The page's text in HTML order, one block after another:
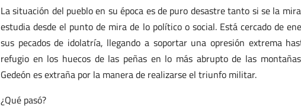
La situación del pueblo en su época es de puro desastre tanto si se la
estudia desde el punto de mira de lo político o social. Está cercado de
sus pecados de idolatría, llegando a soportar una opresión extrema
refugio en los huecos de las peñas en lo más abrupto de las
Gedeón es extraña por la manera de realizarse el triunfo militar.
¿Qué pasó?